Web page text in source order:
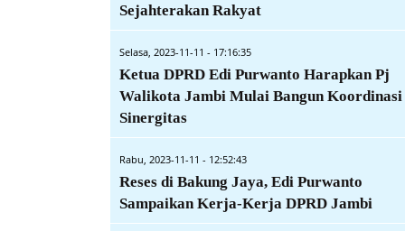
Sejahterakan Rakyat
Selasa, 2023-11-11 - 17:16:35
Ketua DPRD Edi Purwanto Harapkan Pj
Walikota Jambi Mulai Bangun Koordinasi
Sinergitas
Rabu, 2023-11-11 - 12:52:43
Reses di Bakung Jaya, Edi Purwanto
Sampaikan Kerja-Kerja DPRD Jambi